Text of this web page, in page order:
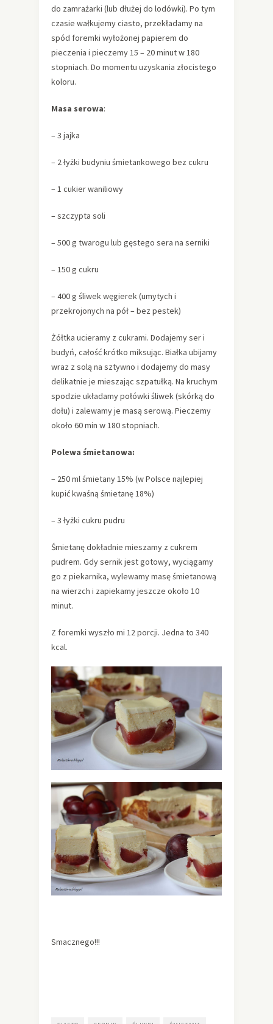
do zamrażarki (lub dłużej do lodówki). Po tym
czasie wałkujemy ciasto, przekładamy na
spód foremki wyłożonej papierem do
pieczenia i pieczemy 15 – 20 minut w 180
stopniach. Do momentu uzyskania złocistego
koloru.
Masa serowa:
– 3 jajka
– 2 łyżki budyniu śmietankowego bez cukru
– 1 cukier waniliowy
– szczypta soli
– 500 g twarogu lub gęstego sera na serniki
– 150 g cukru
– 400 g śliwek węgierek (umytych i
przekrojonych na pół – bez pestek)
Żółtka ucieramy z cukrami. Dodajemy ser i
budyń, całość krótko miksując. Białka ubijamy
wraz z solą na sztywno i dodajemy do masy
delikatnie je mieszając szpatułką. Na kruchym
spodzie układamy połówki śliwek (skórką do
dołu) i zalewamy je masą serową. Pieczemy
około 60 min w 180 stopniach.
Polewa śmietanowa:
– 250 ml śmietany 15% (w Polsce najlepiej
kupić kwaśną śmietanę 18%)
– 3 łyżki cukru pudru
Śmietanę dokładnie mieszamy z cukrem
pudrem. Gdy sernik jest gotowy, wyciągamy
go z piekarnika, wylewamy masę śmietanową
na wierzch i zapiekamy jeszcze około 10
minut.
Z foremki wyszło mi 12 porcji. Jedna to 340
kcal.
Smacznego!!!